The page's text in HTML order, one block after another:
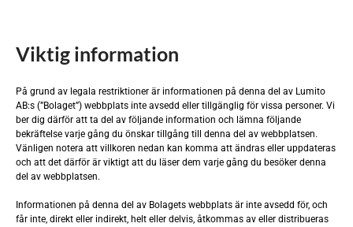
Företrädesemission 2026
Viktig information
På grund av legala restriktioner är informationen på denna del av Lumito
AB:s (”Bolaget”) webbplats inte avsedd eller tillgänglig för vissa personer. Vi
ber dig därför att ta del av följande information och lämna följande
bekräftelse varje gång du önskar tillgång till denna del av webbplatsen.
Vänligen notera att villkoren nedan kan komma att ändras eller uppdateras
och att det därför är viktigt att du läser dem varje gång du besöker denna
del av webbplatsen.
Informationen på denna del av Bolagets webbplats är inte avsedd för, och
får inte, direkt eller indirekt, helt eller delvis, åtkommas av eller distribueras